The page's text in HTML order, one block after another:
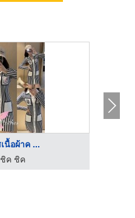
นื้อผ้าค ...
ค ชิค